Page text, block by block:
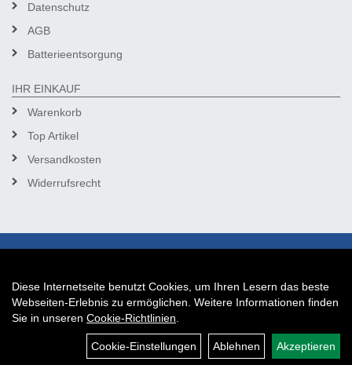
Datenschutz
AGB
Batterieentsorgung
IHR EINKAUF
Warenkorb
Top Artikel
Versandkosten
Widerrufsrecht
Diese Internetseite benutzt Cookies, um Ihren Lesern das beste
Webseiten-Erlebnis zu ermöglichen. Weitere Informationen finden
Sie in unseren Cookie-Richtlinien
Cookie-Einstellungen Ablehnen Akzeptieren
Auftrag widerrufen